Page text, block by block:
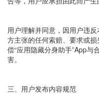
用户理解并同意，因用户违
方主张的任何索赔、要求或
偿“应用隐藏分身助手”App与
害。
三、用户发布内容规范